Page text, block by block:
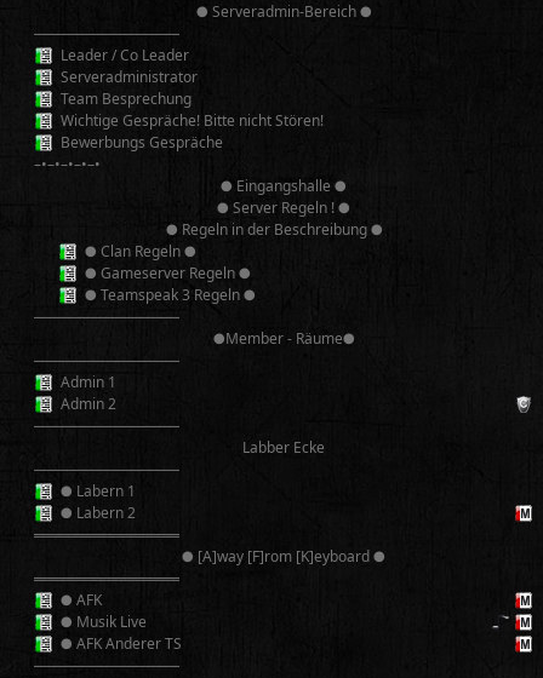
● Serveradmin-Bereich ●
──────────
Leader / Co Leader
Serveradministrator
Team Besprechung
Wichtige Gespräche! Bitte nicht Stören!
Bewerbungs Gespräche
–•–•–•–•–•
● Eingangshalle ●
● Server Regeln ! ●
● Regeln in der Beschreibung ●
● Clan Regeln ●
● Gameserver Regeln ●
● Teamspeak 3 Regeln ●
──────────
●Member - Räume●
──────────
Admin 1
Admin 2
──────────
Labber Ecke
──────────
● Labern 1
● Labern 2
══════════
● [A]way [F]rom [K]eyboard ●
══════════
● AFK
● Musik Live
● AFK Anderer TS
──────────